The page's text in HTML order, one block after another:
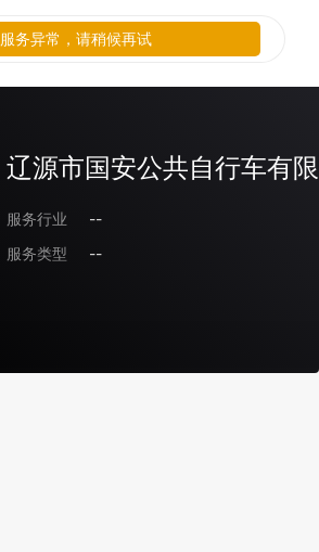
辽源市国安公共自行车有
服务行业
--
服务类型
--
服务异常，请稍候再试